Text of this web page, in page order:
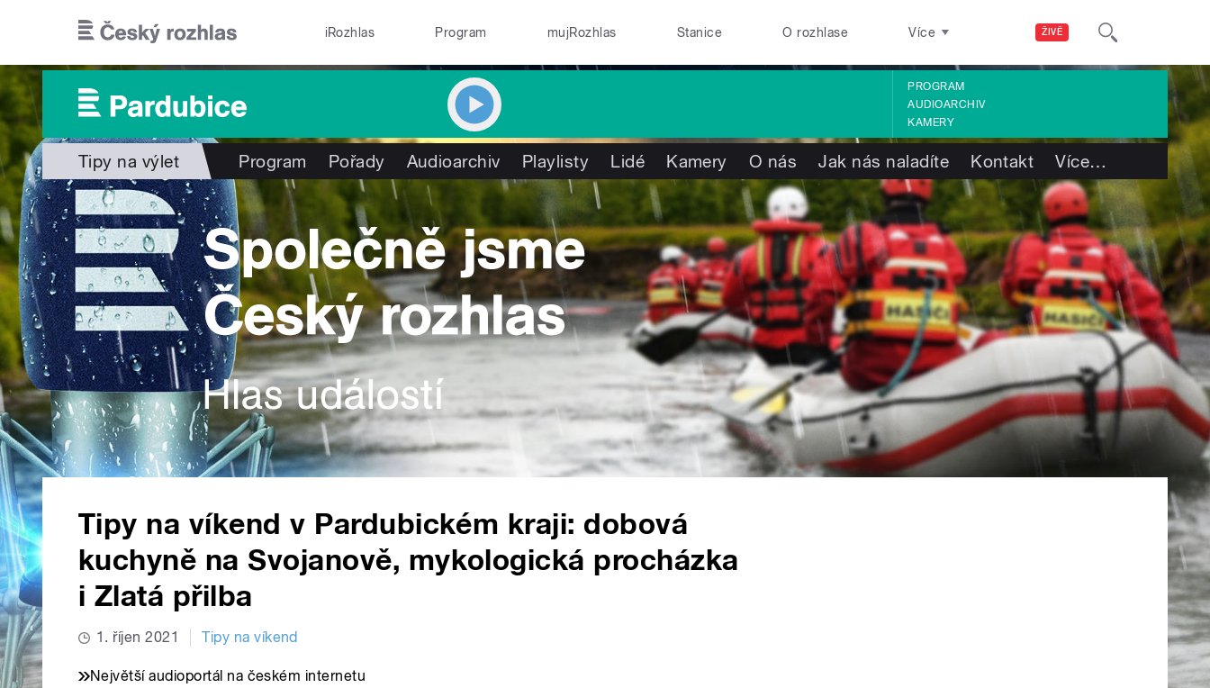
ŽIVĚ
iRozhlas Program mujRozhlas Stanice O rozhlase Více
PROGRAM
AUDIOARCHIV
KAMERY
Tipy na výlet Program Pořady Audioarchiv Playlisty Lidé Kamery O nás Jak nás naladíte Kontakt Více…
Tipy na víkend v Pardubickém kraji: dobová
kuchyně na Svojanově, mykologická procházka
i Zlatá přilba
1. říjen 2021 Tipy na víkend
Největší audioportál na českém internetu